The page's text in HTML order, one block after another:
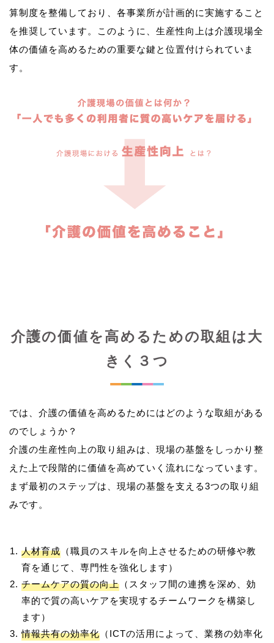
算制度を整備しており、各事業所が計画的に実施すること
を推奨しています。このように、生産性向上は介護現場全
体の価値を高めるための重要な鍵と位置付けられていま
介護の価値を高めるための取組は大
きく３つ
では、介護の価値を高めるためにはどのような取組がある
のでしょうか？
介護の生産性向上の取り組みは、現場の基盤をしっかり整
えた上で段階的に価値を高めていく流れになっています。
まず最初のステップは、現場の基盤を支える3つの取り組
人材育成 （職員のスキルを向上させるための研修や教
育を通じて、専門性を強化します）
チームケアの質の向上 （スタッフ間の連携を深め、効
率的で質の高いケアを実現するチームワークを構築し
ます）
情報共有の効率化 （ICTの活用によって、業務の効率化